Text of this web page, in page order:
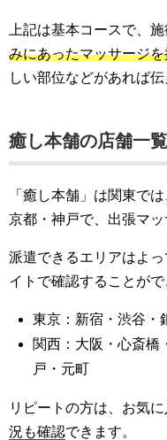
上記は基本コースで、
みにあったマッサージ
しい部位などがあれば伝
癒し本舗の店舗一覧
「癒し本舗」は関東で
京都・神戸で、出張マッ
派遣できるエリアはよ
イトで確認することがで
東京：新宿・渋谷・
関西：大阪・心斎橋
戸・元町
リピートの方は、お気
況も確認できます。